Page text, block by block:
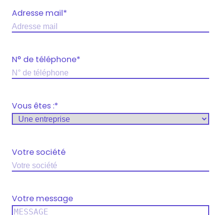
Adresse mail*
N° de téléphone*
Vous êtes :*
Votre société
Votre message